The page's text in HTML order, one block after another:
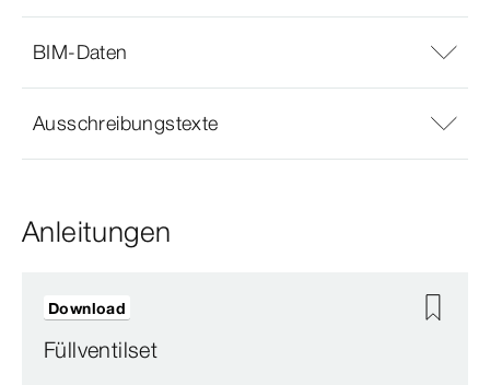
BIM-Daten
Ausschreibungstexte
Anleitungen
Füllventilset
Download